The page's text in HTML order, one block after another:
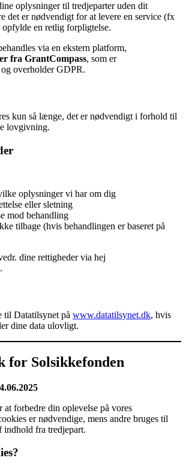
oplysninger til tredjeparter uden dit
det er nødvendigt for at levere en service (fx
opfylde en retlig forpligtelse.
via en ekstern platform,
fra GrantCompass, som er
og overholder GDPR.
kun så længe, det er nødvendigt i forhold til
lovgivning.
oplysninger vi har om dig
eller sletning
mod behandling
tilbage (hvis behandlingen er baseret på
dine rettigheder via hej
til Datatilsynet på www.datatilsynet.dk, hvis
dine data ulovligt.
for Solsikkefonden
forbedre din oplevelse på vores
er nødvendige, mens andre bruges til
indhold fra tredjepart.